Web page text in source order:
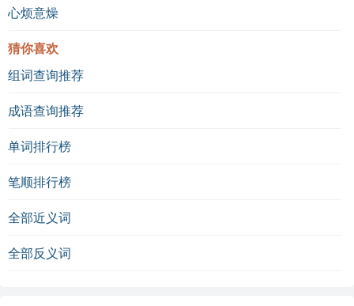
心烦意燥
猜你喜欢
组词查询推荐
成语查询推荐
单词排行榜
笔顺排行榜
全部近义词
全部反义词